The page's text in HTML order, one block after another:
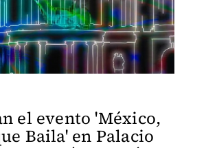
el evento 'México,
Baila' en Palacio